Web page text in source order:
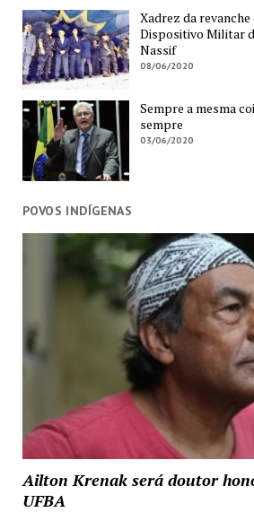
Xadrez da
Dispositivo Militar
Nassif
08/06/2020
Sempre a mesma
sempre
03/06/2020
POVOS INDÍGENAS
Ailton Krenak será doutor
UFBA